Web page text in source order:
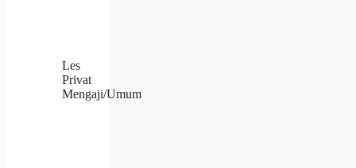
Les
Privat
Mengaji/Umum